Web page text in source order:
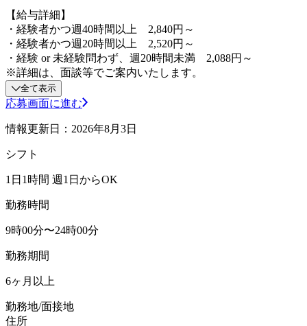
【給与詳細】
・経験者かつ週40時間以上 2,840円～
・経験者かつ週20時間以上 2,520円～
・経験 or 未経験問わず、週20時間未満 2,088円～
※詳細は、面談等でご案内いたします。
全て表示
応募画面に進む
情報更新日：2026年8月3日
シフト
1日1時間 週1日からOK
勤務時間
9時00分〜24時00分
勤務期間
6ヶ月以上
勤務地/面接地
住所